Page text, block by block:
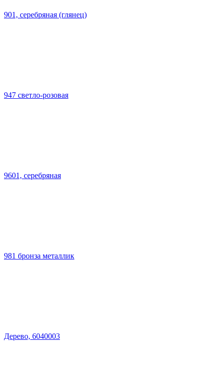
901, серебряная (глянец)
947 светло-розовая
9601, серебряная
981 бронза металлик
Дерево, 6040003